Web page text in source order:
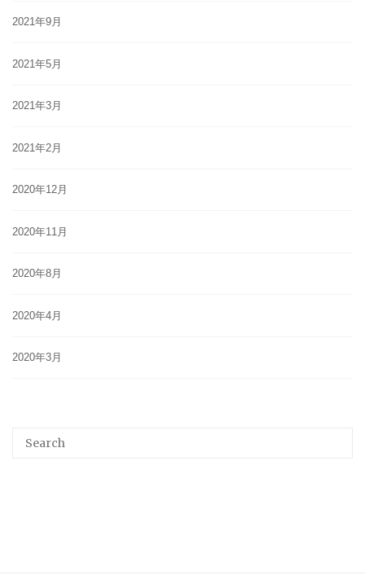
2021年9月
2021年5月
2021年3月
2021年2月
2020年12月
2020年11月
2020年8月
2020年4月
2020年3月